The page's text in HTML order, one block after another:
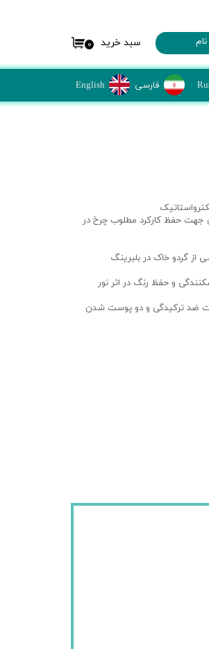
۰ سبد خرید
​فارسی ​​English
ضد سایش جهت حفظ کارکرد مطلوب چرخ در
از گردو خاک در بلبرینگ
و حفظ رنگ در اثر نور
ضد ترکیدگی و دو پوست شدن